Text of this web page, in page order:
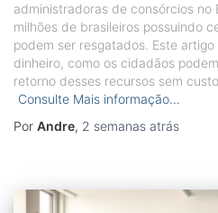
administradoras de consórcios no
milhões de brasileiros possuindo
podem ser resgatados. Este
dinheiro, como os cidadãos
retorno desses recursos sem
Consulte Mais informação…
Por Andre, 2 semanas atrás